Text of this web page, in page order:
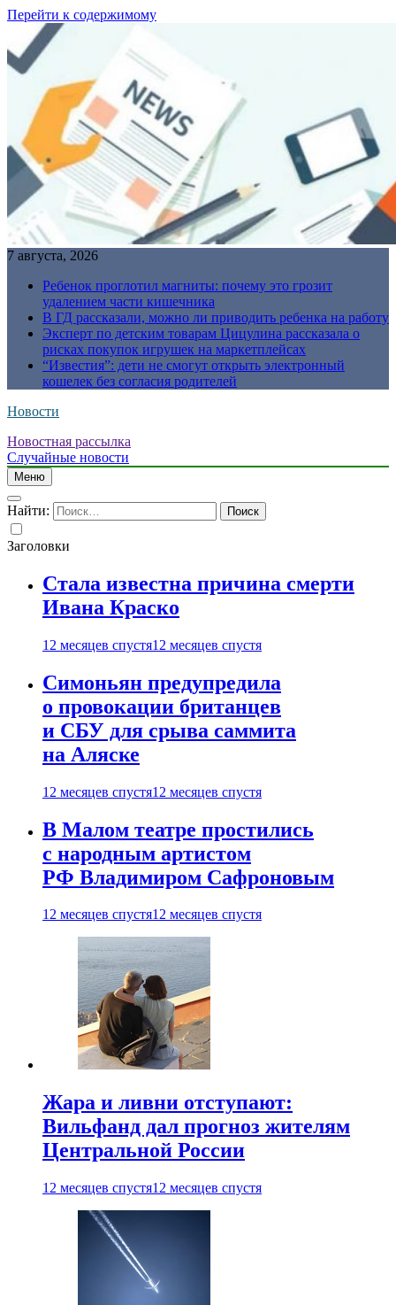
Перейти к содержимому
7 августа, 2026
Ребенок проглотил магниты: почему это грозит
удалением части кишечника
В ГД рассказали, можно ли приводить ребенка на работу
Эксперт по детским товарам Цицулина рассказала о
рисках покупок игрушек на маркетплейсах
“Известия”: дети не смогут открыть электронный
кошелек без согласия родителей
Новости
Новостная рассылка
Случайные новости
Меню
Найти:
Заголовки
Стала известна причина смерти
Ивана Краско
12 месяцев спустя12 месяцев спустя
Симоньян предупредила
о провокации британцев
и СБУ для срыва саммита
на Аляске
12 месяцев спустя12 месяцев спустя
В Малом театре простились
с народным артистом
РФ Владимиром Сафроновым
12 месяцев спустя12 месяцев спустя
Жара и ливни отступают:
Вильфанд дал прогноз жителям
Центральной России
12 месяцев спустя12 месяцев спустя